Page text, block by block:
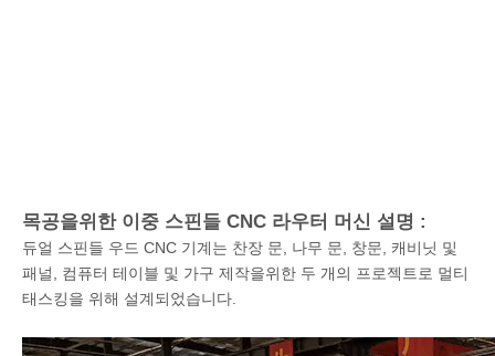
목공을위한 이중 스핀들 CNC 라우터 머신 설명 :
듀얼 스핀들 우드 CNC 기계는 찬장 문, 나무 문, 창문, 캐비닛 및
패널, 컴퓨터 테이블 및 가구 제작을위한 두 개의 프로젝트로 멀티
태스킹을 위해 설계되었습니다.